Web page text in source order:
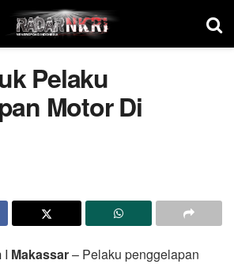
Pelaku
Motor Di
I Makassar– Pelaku penggelapan